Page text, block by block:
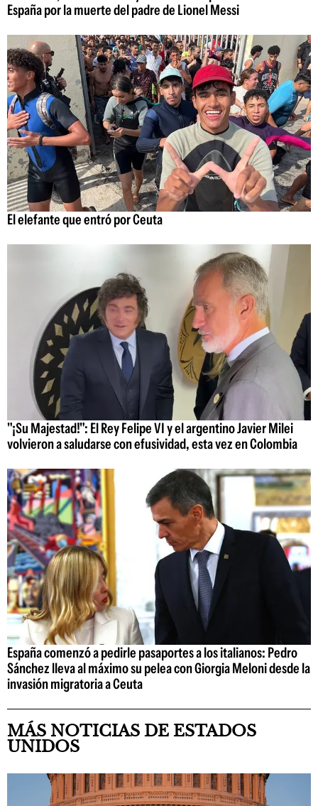
España por la muerte del padre de Lionel Messi
El elefante que entró por Ceuta
"¡Su Majestad!": El Rey Felipe VI y el argentino Javier Milei
volvieron a saludarse con efusividad, esta vez en Colombia
España comenzó a pedirle pasaportes a los italianos: Pedro
Sánchez lleva al máximo su pelea con Giorgia Meloni desde la
invasión migratoria a Ceuta
MÁS NOTICIAS DE ESTADOS
UNIDOS